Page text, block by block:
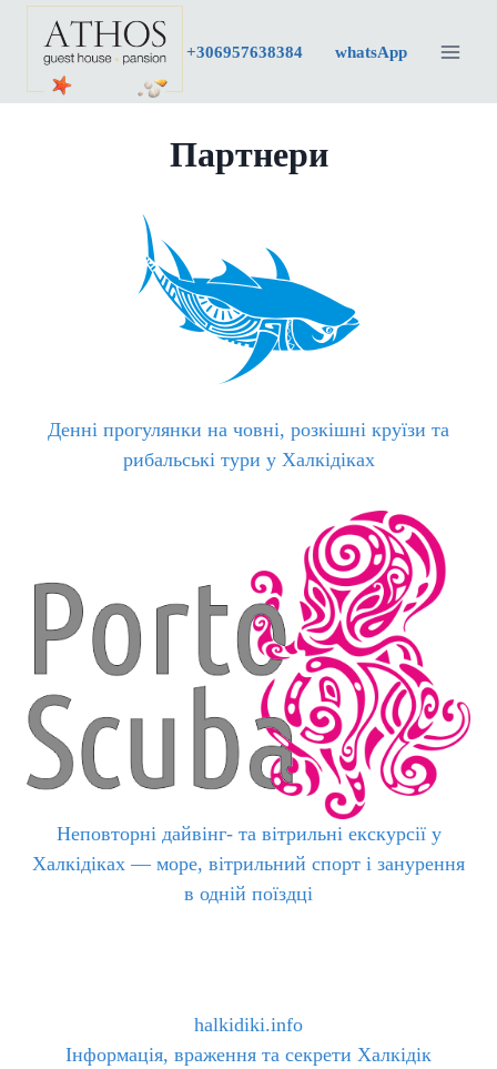
Перейти
вмісту
+306957638384 whatsApp
Партнери
Денні прогулянки на човні, розкішні круїзи та
рибальські тури у Халкідіках
Неповторні дайвінг- та вітрильні екскурсії у
Халкідіках — море, вітрильний спорт і занурення
в одній поїздці
halkidiki.info
Інформація, враження та секрети Халкідік